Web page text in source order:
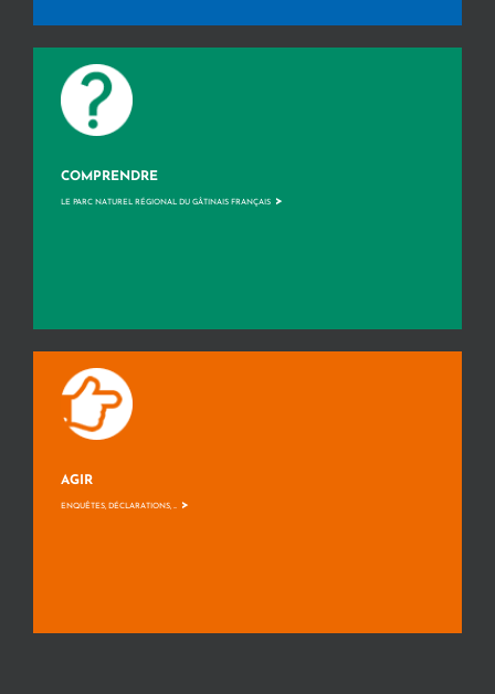
COMPRENDRE
LE PARC NATUREL RÉGIONAL DU GÂTINAIS FRANÇAIS >
AGIR
ENQUÊTES, DÉCLARATIONS, ... >